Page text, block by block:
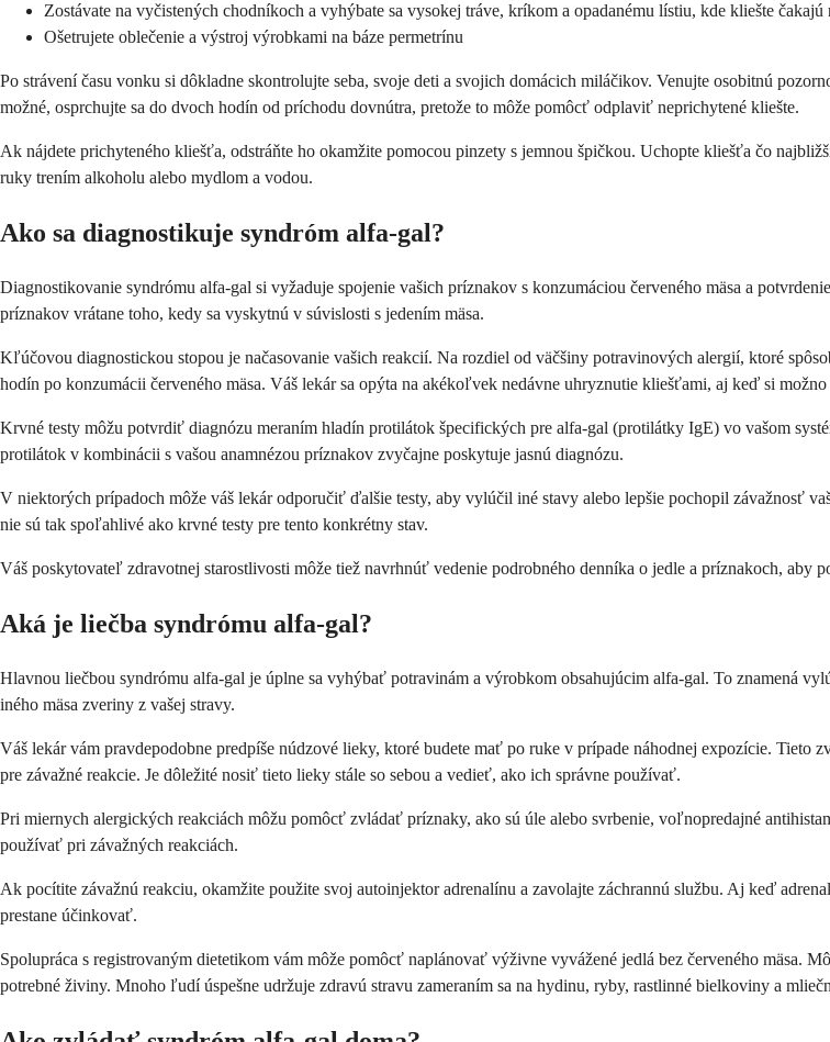
Zostávate na vyčistených chodníkoch a vyhýbate sa vysokej tráve, kríkom a opadanému lístiu, kde kliešte
Ošetrujete oblečenie a výstroj výrobkami na báze permetrínu
Po strávení času vonku si dôkladne skontrolujte seba, svoje deti a svojich domácich miláčikov. Venujte osobitnú
možné, osprchujte sa do dvoch hodín od príchodu dovnútra, pretože to môže pomôcť odplaviť neprichytené kliešte.
Ak nájdete prichyteného kliešťa, odstráňte ho okamžite pomocou pinzety s jemnou špičkou. Uchopte kliešťa čo
ruky trením alkoholu alebo mydlom a vodou.
Ako sa diagnostikuje syndróm alfa-gal?
Diagnostikovanie syndrómu alfa-gal si vyžaduje spojenie vašich príznakov s konzumáciou červeného mäsa a
príznakov vrátane toho, kedy sa vyskytnú v súvislosti s jedením mäsa.
Kľúčovou diagnostickou stopou je načasovanie vašich reakcií. Na rozdiel od väčšiny potravinových alergií, ktoré
hodín po konzumácii červeného mäsa. Váš lekár sa opýta na akékoľvek nedávne uhryznutie kliešťami, aj keď si
Krvné testy môžu potvrdiť diagnózu meraním hladín protilátok špecifických pre alfa-gal (protilátky IgE) vo vašom
protilátok v kombinácii s vašou anamnézou príznakov zvyčajne poskytuje jasnú diagnózu.
V niektorých prípadoch môže váš lekár odporučiť ďalšie testy, aby vylúčil iné stavy alebo lepšie pochopil závažnosť
nie sú tak spoľahlivé ako krvné testy pre tento konkrétny stav.
Váš poskytovateľ zdravotnej starostlivosti môže tiež navrhnúť vedenie podrobného denníka o jedle a príznakoch,
Aká je liečba syndrómu alfa-gal?
Hlavnou liečbou syndrómu alfa-gal je úplne sa vyhýbať potravinám a výrobkom obsahujúcim alfa-gal. To znamená
iného mäsa zveriny z vašej stravy.
Váš lekár vám pravdepodobne predpíše núdzové lieky, ktoré budete mať po ruke v prípade náhodnej expozície. Tieto
pre závažné reakcie. Je dôležité nosiť tieto lieky stále so sebou a vedieť, ako ich správne používať.
Pri miernych alergických reakciách môžu pomôcť zvládať príznaky, ako sú úle alebo svrbenie, voľnopredajné
používať pri závažných reakciách.
Ak pocítite závažnú reakciu, okamžite použite svoj autoinjektor adrenalínu a zavolajte záchrannú službu. Aj keď
prestane účinkovať.
Spolupráca s registrovaným dietetikom vám môže pomôcť naplánovať výživne vyvážené jedlá bez červeného mäsa.
potrebné živiny. Mnoho ľudí úspešne udržuje zdravú stravu zameraním sa na hydinu, ryby, rastlinné bielkoviny a